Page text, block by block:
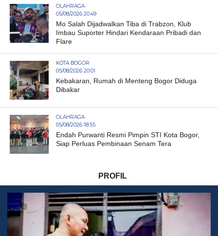
OLAHRAGA
05/08/2026 20:49
Mo Salah Dijadwalkan Tiba di Trabzon, Klub
Imbau Suporter Hindari Kendaraan Pribadi dan
Flare
KOTA BOGOR
05/08/2026 20:01
Kebakaran, Rumah di Menteng Bogor Diduga
Dibakar
OLAHRAGA
05/08/2026 18:55
Endah Purwanti Resmi Pimpin STI Kota Bogor,
Siap Perluas Pembinaan Senam Tera
PROFIL